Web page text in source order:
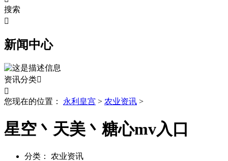
搜索

新闻中心
资讯分类

您现在的位置：
永利皇宫 > 农业资讯 >
星空丶天美丶糖心mv入口
分类：
农业资讯